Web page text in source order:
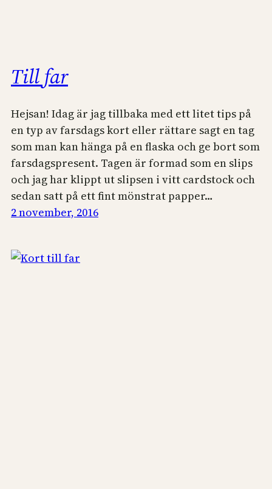
Till far
Hejsan! Idag är jag tillbaka med ett litet tips på
en typ av farsdags kort eller rättare sagt en tag
som man kan hänga på en flaska och ge bort som
farsdagspresent. Tagen är formad som en slips
och jag har klippt ut slipsen i vitt cardstock och
sedan satt på ett fint mönstrat papper…
2 november, 2016